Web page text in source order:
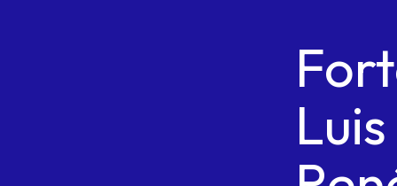
Luis